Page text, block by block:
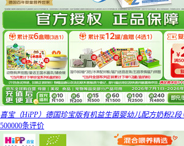
喜宝（HiPP）德国珍宝版有机益生菌婴幼儿配方奶粉2段
500000条评价